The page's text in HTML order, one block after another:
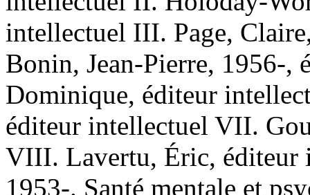
intellectuel III. Page,
Bonin, Jean-Pierre, 1956-,
Dominique, éditeur
éditeur intellectuel VII.
VIII. Lavertu, Éric, éditeur
1953-. Santé mentale et